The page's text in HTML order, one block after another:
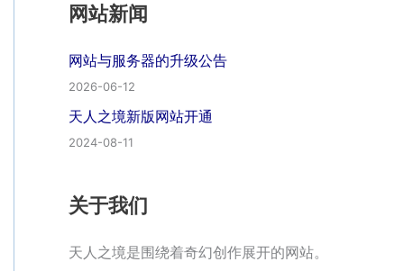
网站新闻
网站与服务器的升级公告
2026-06-12
天人之境新版网站开通
2024-08-11
关于我们
天人之境是围绕着奇幻创作展开的网站。